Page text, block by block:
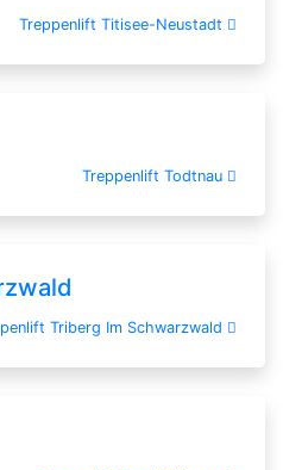
Treppenlift Titisee-Neustadt
Treppenlift Todtnau
Triberg Im Schwarzwald